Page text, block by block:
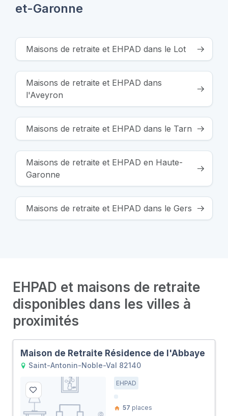
et-Garonne
Maisons de retraite et EHPAD dans le Lot
Maisons de retraite et EHPAD dans
l'Aveyron
Maisons de retraite et EHPAD dans le Tarn
Maisons de retraite et EHPAD en Haute-
Garonne
Maisons de retraite et EHPAD dans le Gers
EHPAD et maisons de retraite
disponibles dans les villes à
proximités
Maison de Retraite Résidence de l'Abbaye
Saint-Antonin-Noble-Val 82140
EHPAD
57 places